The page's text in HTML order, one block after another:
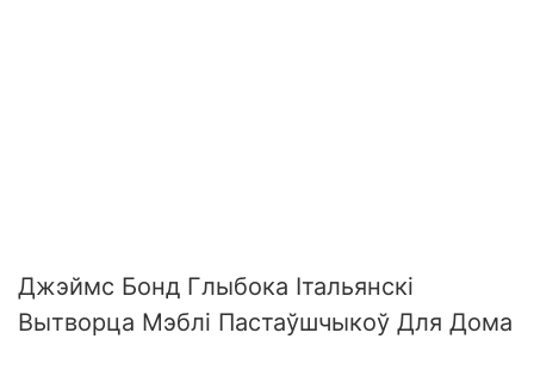
Джэймс Бонд Глыбока Італьянскі
Вытворца Мэблі Пастаўшчыкоў Для Дома